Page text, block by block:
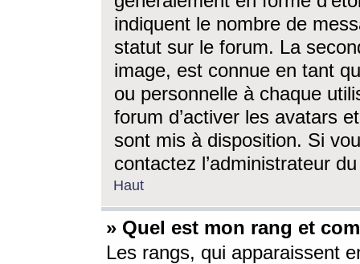
indiquent le nombre de
statut sur le forum. La
image, est connue en tant
ou personnelle à chaque
forum d’activer les avatars
sont mis à disposition. Si
contactez l’administrateur
Haut
» Quel est mon rang et
Les rangs, qui apparaissent